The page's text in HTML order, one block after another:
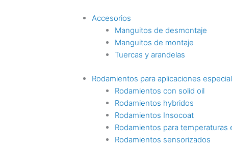
Accesorios
Manguitos de desmontaje
Manguitos de montaje
Tuercas y arandelas
Rodamientos para aplicaciones
Rodamientos con solid oil
Rodamientos hybridos
Rodamientos Insocoat
Rodamientos para temperaturas
Rodamientos sensorizados